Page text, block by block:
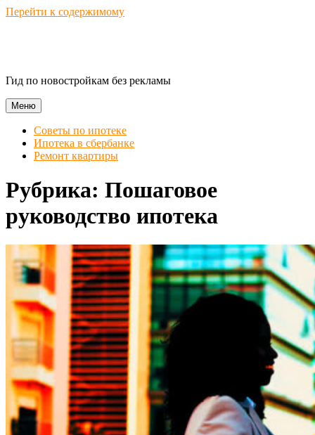
Перейти к содержимому
Гид по новостройкам без рекламы
Меню
Советы по ипотеке
Ипотека в сбербанке
Ремонт квартиры
Рубрика: Пошаговое
руководство ипотека